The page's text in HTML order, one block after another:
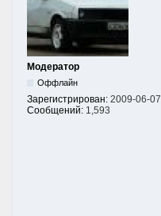
Модератор
Оффлайн
Зарегистрирован: 2009-06-07
Сообщений: 1,593